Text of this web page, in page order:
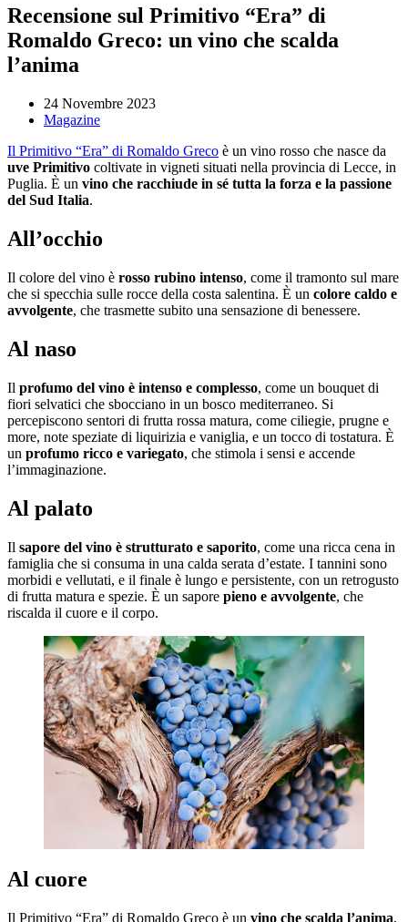
Recensione sul Primitivo “Era” di
Romaldo Greco: un vino che scalda
l’anima
24 Novembre 2023
Magazine
Il Primitivo “Era” di Romaldo Greco è un vino rosso che nasce da
uve Primitivo coltivate in vigneti situati nella provincia di Lecce, in
Puglia. È un vino che racchiude in sé tutta la forza e la passione
del Sud Italia.
All’occhio
Il colore del vino è rosso rubino intenso, come il tramonto sul mare
che si specchia sulle rocce della costa salentina. È un colore caldo e
avvolgente, che trasmette subito una sensazione di benessere.
Al naso
Il profumo del vino è intenso e complesso, come un bouquet di
fiori selvatici che sbocciano in un bosco mediterraneo. Si
percepiscono sentori di frutta rossa matura, come ciliegie, prugne e
more, note speziate di liquirizia e vaniglia, e un tocco di tostatura. È
un profumo ricco e variegato, che stimola i sensi e accende
l’immaginazione.
Al palato
Il sapore del vino è strutturato e saporito, come una ricca cena in
famiglia che si consuma in una calda serata d’estate. I tannini sono
morbidi e vellutati, e il finale è lungo e persistente, con un retrogusto
di frutta matura e spezie. È un sapore pieno e avvolgente, che
riscalda il cuore e il corpo.
Al cuore
Il Primitivo “Era” di Romaldo Greco è un vino che scalda l’anima,